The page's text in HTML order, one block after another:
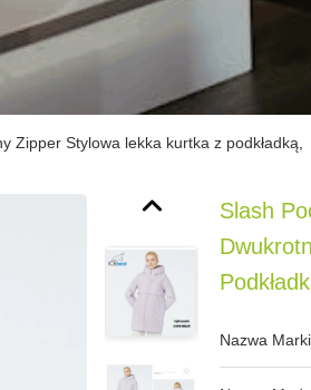
Zipper Stylowa lekka kurtka z podkładką,
Slash
Nazwa